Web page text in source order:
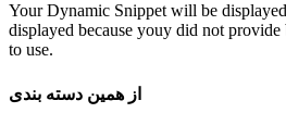
Your Dynamic Snippet will be
displayed because youy did not
to use.
از همین دسته بندی